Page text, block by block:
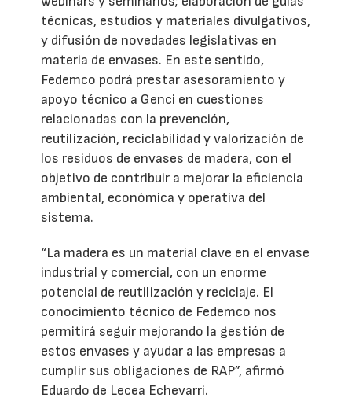
técnicas, estudios y materiales divulgativos,
y difusión de novedades legislativas en
materia de envases. En este sentido,
Fedemco podrá prestar asesoramiento y
apoyo técnico a Genci en cuestiones
relacionadas con la prevención,
reutilización, reciclabilidad y valorización de
los residuos de envases de madera, con el
objetivo de contribuir a mejorar la eficiencia
ambiental, económica y operativa del
sistema.
“La madera es un material clave en el envase
industrial y comercial, con un enorme
potencial de reutilización y reciclaje. El
conocimiento técnico de Fedemco nos
permitirá seguir mejorando la gestión de
estos envases y ayudar a las empresas a
cumplir sus obligaciones de RAP”, afirmó
Eduardo de Lecea Echevarri.